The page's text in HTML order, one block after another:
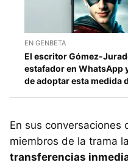
EN GENBETA
El escritor Gómez-
estafador en WhatsApp
de adoptar esta medida
En sus conversaciones
miembros de la trama
transferencias